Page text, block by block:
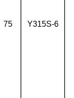
75 Y315S-6